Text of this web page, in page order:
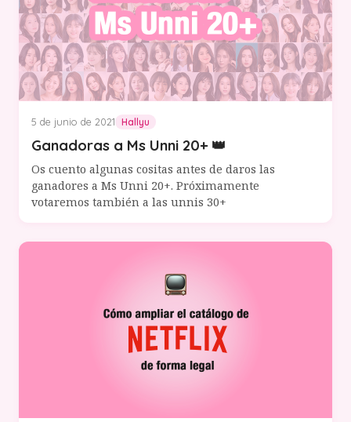
5 de junio de 2021 Hallyu
Ganadoras a Ms Unni 20+ 👑
Os cuento algunas cositas antes de daros las
ganadores a Ms Unni 20+. Próximamente
votaremos también a las unnis 30+